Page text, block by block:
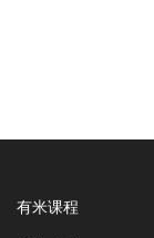
有米课程